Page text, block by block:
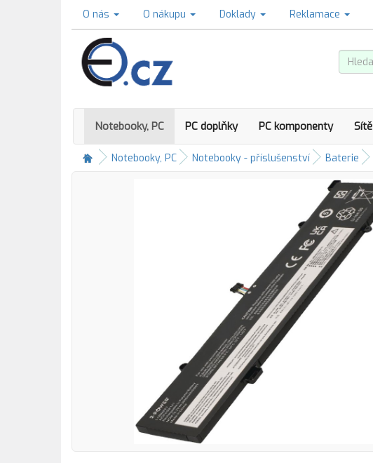
O nás O nákupu Doklady Reklamace
Notebooky, PC PC doplňky PC komponenty Sítě
Notebooky, PC Notebooky - příslušenství Baterie